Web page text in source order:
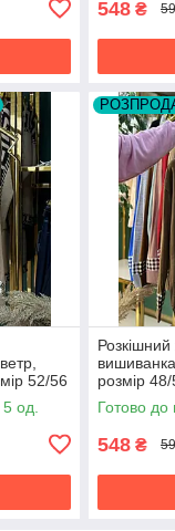
548 ₴
52/56
од.
Розкішний
розмір 48/
Готово до
548 ₴